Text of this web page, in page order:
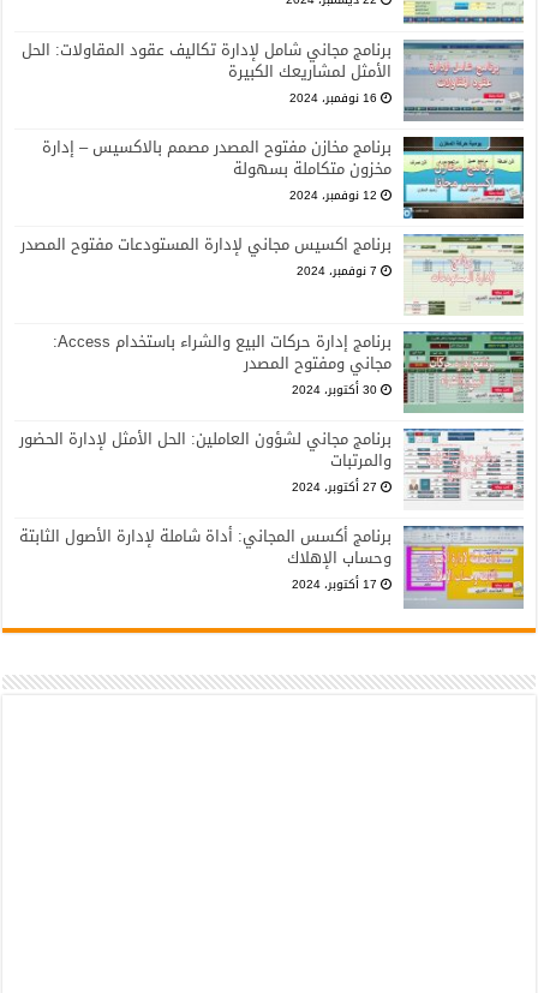
برنامج مجاني شامل لإدارة تكاليف عقود المقاولات: الحل
الأمثل لمشاريعك الكبيرة
16 نوفمبر، 2024
برنامج مخازن مفتوح المصدر مصمم بالاكسيس – إدارة
مخزون متكاملة بسهولة
12 نوفمبر، 2024
برنامج اكسيس مجاني لإدارة المستودعات مفتوح المصدر
7 نوفمبر، 2024
برنامج إدارة حركات البيع والشراء باستخدام Access:
مجاني ومفتوح المصدر
30 أكتوبر، 2024
برنامج مجاني لشؤون العاملين: الحل الأمثل لإدارة الحضور
والمرتبات
27 أكتوبر، 2024
برنامج أكسس المجاني: أداة شاملة لإدارة الأصول الثابتة
وحساب الإهلاك
17 أكتوبر، 2024